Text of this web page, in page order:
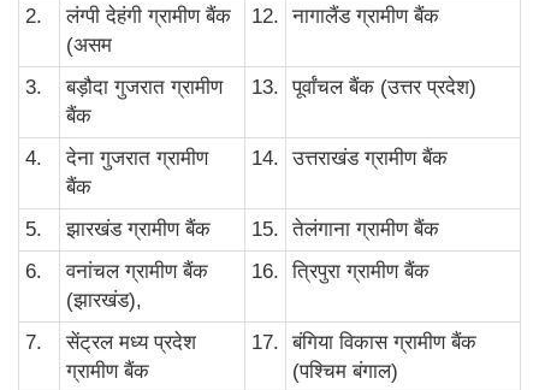
2.
लंग्पी देहंगी ग्रामीण बैंक
(असम
12. नागालैंड ग्रामीण बैंक
3.
बड़ौदा गुजरात ग्रामीण
बैंक
13. पूर्वांचल बैंक (उत्तर प्रदेश)
4.
देना गुजरात ग्रामीण
बैंक
14. उत्तराखंड ग्रामीण बैंक
5. झारखंड ग्रामीण बैंक 15.
तेलंगाना ग्रामीण बैंक
6.
वनांचल ग्रामीण बैंक
(झारखंड),
16. त्रिपुरा ग्रामीण बैंक
7.
सेंट्रल मध्य प्रदेश
ग्रामीण बैंक
17.
बंगिया विकास ग्रामीण बैंक
(पश्चिम बंगाल)